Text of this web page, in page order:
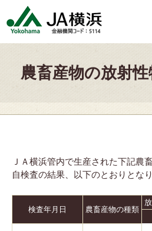
p
農畜産物の放射
ＪＡ横浜管内で生産された下記農
自検査の結果、以下のとおりとなり
検査年月日 農畜産物の種類